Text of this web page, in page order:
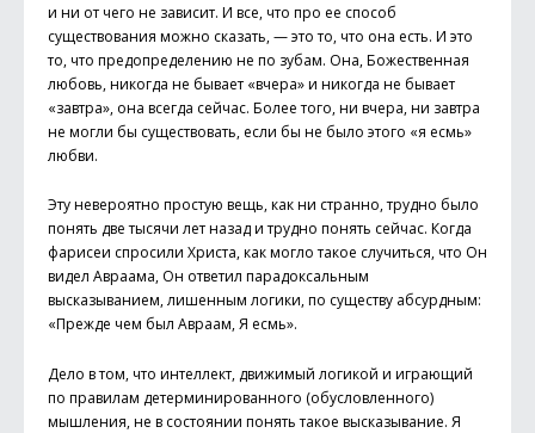
и ни от чего не зависит. И все, что про ее способ
существования можно сказать, — это то, что она есть. И это
то, что предопределению не по зубам. Она, Божественная
любовь, никогда не бывает «вчера» и никогда не бывает
«завтра», она всегда сейчас. Более того, ни вчера, ни завтра
не могли бы существовать, если бы не было этого «я есмь»
любви.
Эту невероятно простую вещь, как ни странно, трудно было
понять две тысячи лет назад и трудно понять сейчас. Когда
фарисеи спросили Христа, как могло такое случиться, что Он
видел Авраама, Он ответил парадоксальным
высказыванием, лишенным логики, по существу абсурдным:
«Прежде чем был Авраам, Я есмь».
Дело в том, что интеллект, движимый логикой и играющий
по правилам детерминированного (обусловленного)
мышления, не в состоянии понять такое высказывание. Я